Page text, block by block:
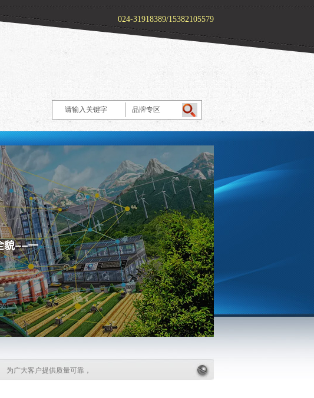
024-31918389/15382105579
品牌专区
为广大客户提供质量可靠，技术先进的进口电子产品，我们竭力满足客户需求，尽心推广厂家先进产